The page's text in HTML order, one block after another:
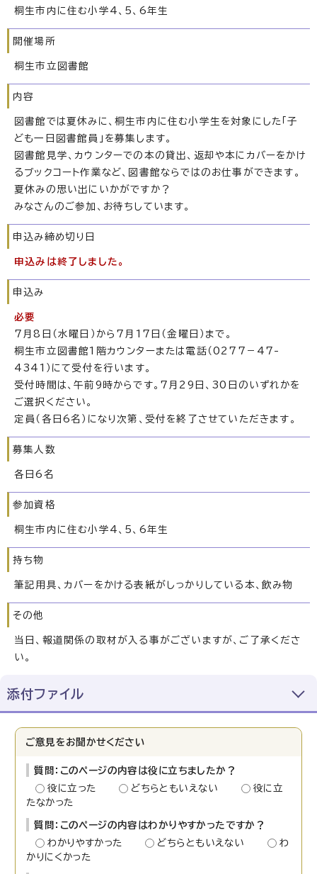
桐生市内に住む小学4、5、6年生
開催場所
桐生市立図書館
内容
図書館では夏休みに、桐生市内に住む小学生を対象にした「子
ども一日図書館員」を募集します。
図書館見学、カウンターでの本の貸出、返却や本にカバーをかけ
るブックコート作業など、図書館ならではのお仕事ができます。
夏休みの思い出にいかがですか？
みなさんのご参加、お待ちしています。
申込み締め切り日
申込みは終了しました。
申込み
必要
7月8日（水曜日）から7月17日（金曜日）まで。
桐生市立図書館1階カウンターまたは電話（0277－47-
4341）にて受付を行います。
受付時間は、午前9時からです。7月29日、30日のいずれかを
ご選択ください。
定員（各日6名）になり次第、受付を終了させていただきます。
募集人数
各日6名
参加資格
桐生市内に住む小学4、5、6年生
持ち物
筆記用具、カバーをかける表紙がしっかりしている本、飲み物
その他
当日、報道関係の取材が入る事がございますが、ご了承くださ
い。
添付ファイル
ご意見をお聞かせください
質問：このページの内容は役に立ちましたか？
役に立った
どちらともいえない
役に立
たなかった
質問：このページの内容はわかりやすかったですか？
わかりやすかった
どちらともいえない
わ
かりにくかった